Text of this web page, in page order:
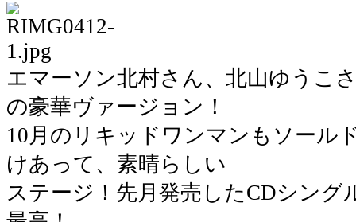
エマーソン北村さん、北山ゆうこ
の豪華ヴァージョン！
10月のリキッドワンマンもソール
けあって、素晴らしい
ステージ！先月発売したCDシング